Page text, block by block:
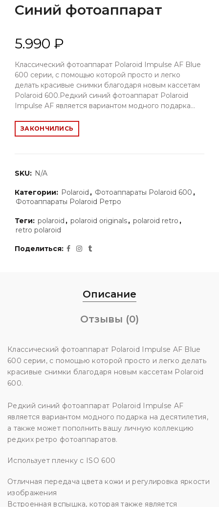
Синий фотоаппарат
5.990 ₽
Классический фотоаппарат Polaroid Impulse AF Blue
600 серии, с помощью которой просто и легко
делать красивые снимки благодаря новым кассетам
Polaroid 600.Редкий синий фотоаппарат Polaroid
Impulse AF является вариантом модного подарка...
ЗАКОНЧИЛИСЬ
SKU: N/A
Категории: Polaroid , Фотоаппараты Polaroid 600 ,
Фотоаппараты Polaroid Ретро
Теги: polaroid , polaroid originals, polaroid retro ,
retro polaroid
Поделиться
Описание
Отзывы (0)
Классический фотоаппарат Polaroid Impulse AF Blue
600 серии, с помощью которой просто и легко делать
красивые снимки благодаря новым кассетам Polaroid
600.
Редкий синий фотоаппарат Polaroid Impulse AF
является вариантом модного подарка на десятилетия,
а также может пополнить вашу личную коллекцию
редких ретро фотоаппаратов.
Использует пленку с ISO 600
Отличная передача цвета кожи и регулировка яркости
изображения
Встроенная вспышка, которая также является